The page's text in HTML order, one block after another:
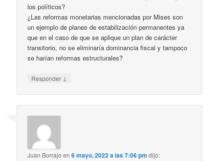
los políticos?
¿Las reformas monetarias mencionadas por Mises son
un ejemplo de planes de estabilización permanentes ya
que en el caso de que se aplique un plan de carácter
transitorio, no se eliminaría dominancia fiscal y tampoco
se harían reformas estructurales?
Responder ↓
Juan Borrajo en6 mayo, 2022 a las 7:06 pm dijo: